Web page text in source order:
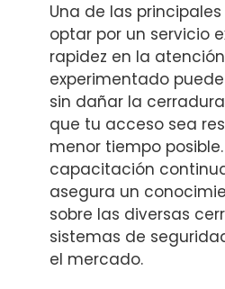
Una de las
optar por un servicio
rapidez en la
experimentado
sin dañar la
que tu acceso sea
menor tiempo
capacitación
asegura un
sobre las diversas
sistemas de
el mercado.